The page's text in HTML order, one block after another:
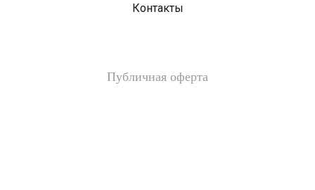
Контакты
Публичная оферта